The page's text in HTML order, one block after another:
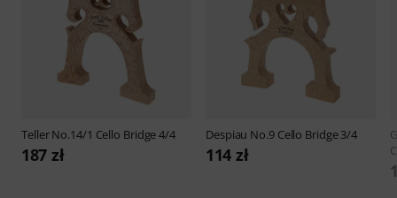
TellerNo.14/1 Cello Bridge 4/4
187 zł
Despiau No.9 Cello Bridge 3/4
114 zł